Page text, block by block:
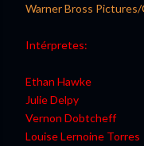
Warner Bross
Intérpretes:
Ethan Hawke
Julie Delpy
Vernon Dobtcheff
Louise Lernoine Torres